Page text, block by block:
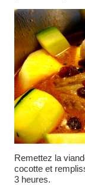
Remettez la
cocotte et
3 heures.